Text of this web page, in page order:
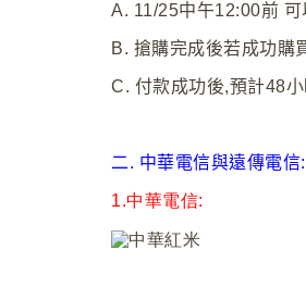
A. 11/25中午12:00前
B. 搶購完成後若成功購
C. 付款成功後,預計48
二. 中華電信與遠傳電信:
1.中華電信: